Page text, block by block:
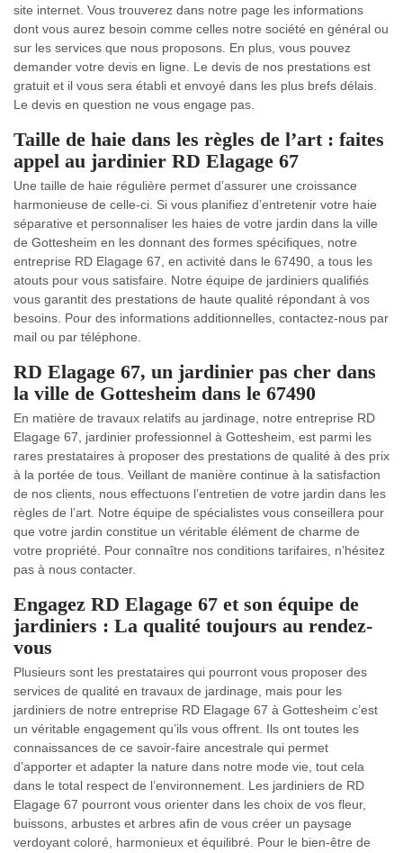
site internet. Vous trouverez dans notre page les informations
dont vous aurez besoin comme celles notre société en général ou
sur les services que nous proposons. En plus, vous pouvez
demander votre devis en ligne. Le devis de nos prestations est
gratuit et il vous sera établi et envoyé dans les plus brefs délais.
Le devis en question ne vous engage pas.
Taille de haie dans les règles de l’art : faites
appel au jardinier RD Elagage 67
Une taille de haie régulière permet d’assurer une croissance
harmonieuse de celle-ci. Si vous planifiez d’entretenir votre haie
séparative et personnaliser les haies de votre jardin dans la ville
de Gottesheim en les donnant des formes spécifiques, notre
entreprise RD Elagage 67, en activité dans le 67490, a tous les
atouts pour vous satisfaire. Notre équipe de jardiniers qualifiés
vous garantit des prestations de haute qualité répondant à vos
besoins. Pour des informations additionnelles, contactez-nous par
mail ou par téléphone.
RD Elagage 67, un jardinier pas cher dans
la ville de Gottesheim dans le 67490
En matière de travaux relatifs au jardinage, notre entreprise RD
Elagage 67, jardinier professionnel à Gottesheim, est parmi les
rares prestataires à proposer des prestations de qualité à des prix
à la portée de tous. Veillant de manière continue à la satisfaction
de nos clients, nous effectuons l’entretien de votre jardin dans les
règles de l’art. Notre équipe de spécialistes vous conseillera pour
que votre jardin constitue un véritable élément de charme de
votre propriété. Pour connaître nos conditions tarifaires, n’hésitez
pas à nous contacter.
Engagez RD Elagage 67 et son équipe de
jardiniers : La qualité toujours au rendez-
vous
Plusieurs sont les prestataires qui pourront vous proposer des
services de qualité en travaux de jardinage, mais pour les
jardiniers de notre entreprise RD Elagage 67 à Gottesheim c’est
un véritable engagement qu’ils vous offrent. Ils ont toutes les
connaissances de ce savoir-faire ancestrale qui permet
d’apporter et adapter la nature dans notre mode vie, tout cela
dans le total respect de l’environnement. Les jardiniers de RD
Elagage 67 pourront vous orienter dans les choix de vos fleur,
buissons, arbustes et arbres afin de vous créer un paysage
verdoyant coloré, harmonieux et équilibré. Pour le bien-être de